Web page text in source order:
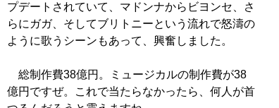
プデートされていて、マドンナからビヨンセ、さ
らにガガ、そしてブリトニーという流れで怒濤の
ように歌うシーンもあって、興奮しました。
総制作費38億円。ミュージカルの制作費が38
億円ですぜ。これで当たらなかったら、何人が首